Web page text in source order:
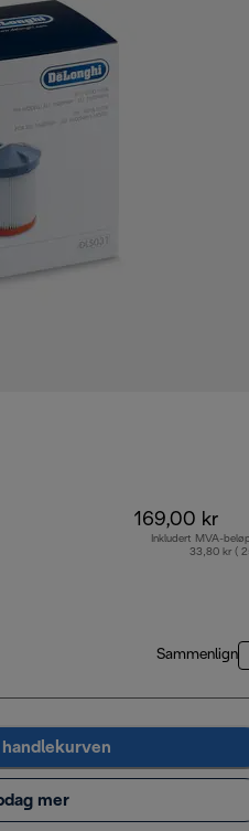
169,00 kr
Inkludert MVA-
33,80 kr (
Sammenlign
mer